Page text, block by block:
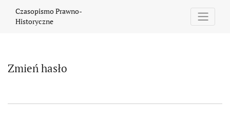
Czasopismo Prawno-
Historyczne
Zmień hasło